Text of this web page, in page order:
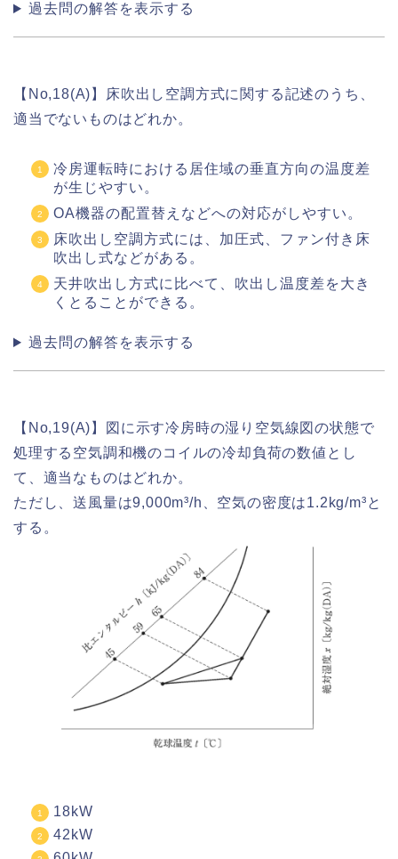
過去問の解答を表示する
【No,18(A)】床吹出し空調方式に関する記述のうち、
適当でないものはどれか。
冷房運転時における居住域の垂直方向の温度差
が生じやすい。
OA機器の配置替えなどへの対応がしやすい。
床吹出し空調方式には、加圧式、ファン付き床
吹出し式などがある。
天井吹出し方式に比べて、吹出し温度差を大き
くとることができる。
過去問の解答を表示する
【No,19(A)】図に示す冷房時の湿り空気線図の状態で
処理する空気調和機のコイルの冷却負荷の数値とし
て、適当なものはどれか。
ただし、送風量は9,000m³/h、空気の密度は1.2kg/m³と
する。
18kW
42kW